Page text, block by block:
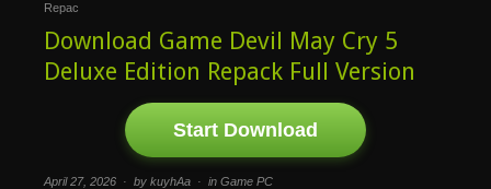
Repac
Download Game Devil May Cry 5
Deluxe Edition Repack Full Version
Start Download
April 27, 2026 · by kuyhAa · in Game PC